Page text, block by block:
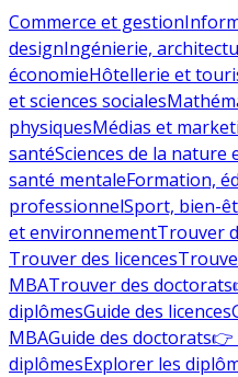
Commerce et gestion
designIngénierie,
économieHôtellerie et
et sciences sociales
physiquesMédias et
santéSciences de la nature
santé mentaleFormation,
professionnelSport, bien-
et environnementTrouver
Trouver des licences
MBATrouver des doctorats
diplômesGuide des licences
MBAGuide des doctorats👉
diplômesExplorer les